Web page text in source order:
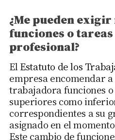
¿Me pueden
funciones o
profesional?
ElEstatuto de los
empresa encomendar
trabajadora funciones
superiores como
correspondientes a su
asignado en el
Este cambio de